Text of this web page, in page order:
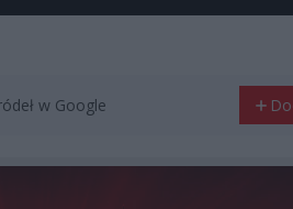
w Google